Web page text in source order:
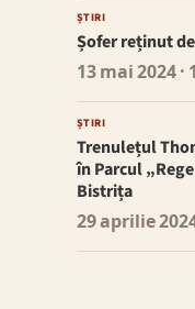
ȘTIRI
Șofer reținut
13 mai 2024·
ȘTIRI
Trenulețul
în Parcul
Bistrița
29 aprilie